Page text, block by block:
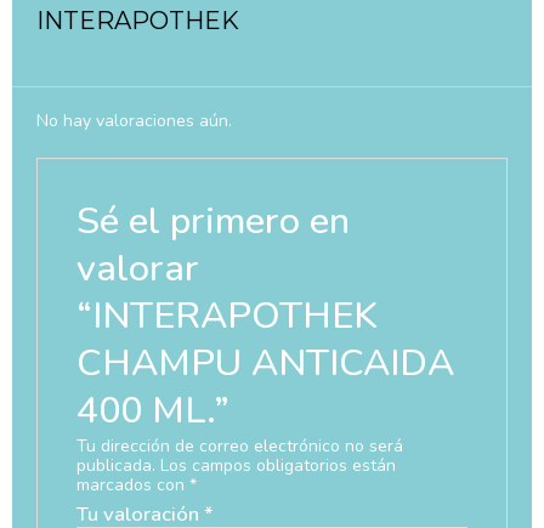
INTERAPOTHEK
No hay valoraciones aún.
Sé el primero en
valorar
“INTERAPOTHEK
CHAMPU ANTICAIDA
400 ML.”
Tu dirección de correo electrónico no será
publicada. Los campos obligatorios están
marcados con *
Tu valoración *